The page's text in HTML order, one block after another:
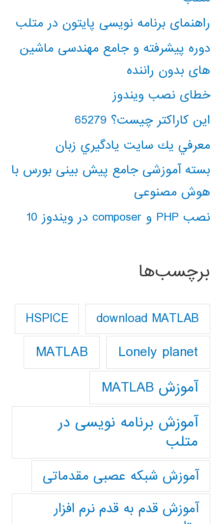
راهنمای برنامه نویسی پایتون در متلب
دوره پیشرفته و جامع مهندسی ماشین
های بدون راننده
خطای نصب ویندوز
این کاراکتر چیست؟ 65279
معرفي يك سايت يادگيري زبان
بسته آموزشی جامع پیش بینی بورس با
هوش مصنوعی
نصب PHP و composer در ویندوز 10
برچسب‌ها
download MATLAB
HSPICE
Lonely planet
MATLAB
آموزش MATLAB
آموزش برنامه نویسی در
متلب
آموزش شبکه عصبی مقدماتی
آموزش قدم به قدم نرم افزار